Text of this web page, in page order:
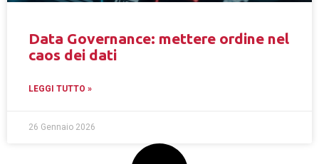
Data Governance: mettere ordine nel
caos dei dati
LEGGI TUTTO »
26 Gennaio 2026